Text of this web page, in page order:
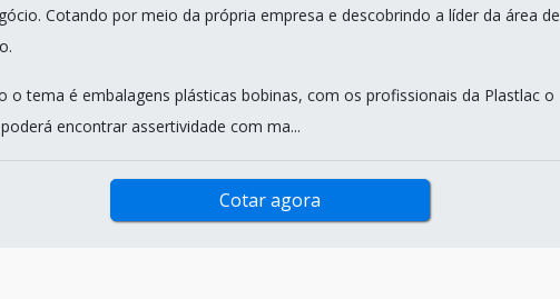
Cotando por meio da própria empresa e descobrindo a líder da área de
o tema é embalagens plásticas bobinas, com os profissionais da Plastlac o
encontrar assertividade com ma...
Cotar agora